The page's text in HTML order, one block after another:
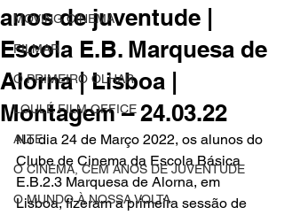
MOVING CINEMA
FILMAR
O PRIMEIRO OLHAR
LOULÉ FILM OFFICE
ALTE
O CINEMA, CEM ANOS DE JUVENTUDE
O MUNDO À NOSSA VOLTA
anos de juventude |
Escola E.B. Marquesa de
Alorna | Lisboa |
Montagem – 24.03.22
No dia 24 de Março 2022, os alunos do
Clube de Cinema da Escola Básica
E.B.2.3 Marquesa de Alorna, em
Lisboa, fizeram a primeira sessão de